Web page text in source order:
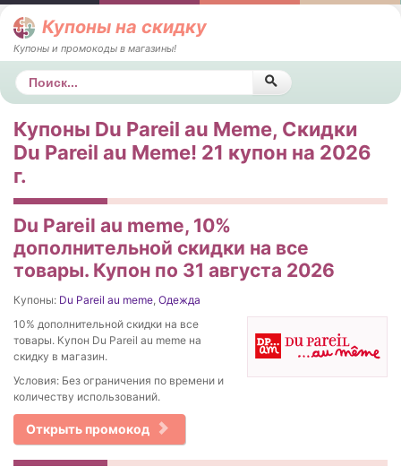
Купоны на скидку
Купоны и промокоды в магазины!
Поиск
Купоны Du Pareil au Meme, Скидки
Du Pareil au Meme! 21 купон на 2026
г.
Du Pareil au meme, 10%
дополнительной скидки на все
товары. Купон по 31 августа 2026
Купоны: Du Pareil au meme, Одежда
10% дополнительной скидки на все
товары. Купон Du Pareil au meme на
скидку в магазин.
Условия: Без ограничения по времени и
количеству использований.
Открыть промокод